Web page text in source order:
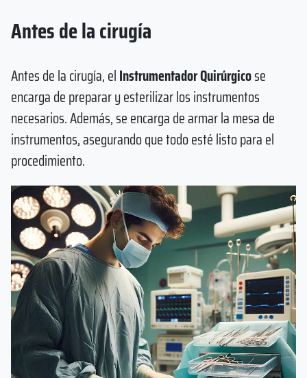
Antes de la cirugía
Antes de la cirugía, elInstrumentador Quirúrgicose
encarga de preparar y esterilizar los instrumentos
necesarios. Además, se encarga de armar la mesa de
instrumentos, asegurando que todo esté listo para el
procedimiento.